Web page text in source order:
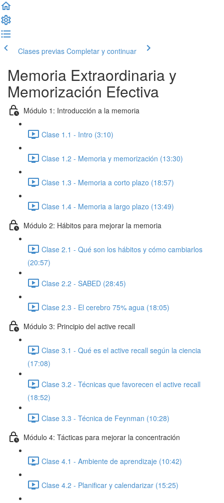
Clases previas Completar y continuar
Memoria Extraordinaria y
Memorización Efectiva
Módulo 1: Introducción a la memoria
Clase 1.1 - Intro (3:10)
Clase 1.2 - Memoria y memorización (13:30)
Clase 1.3 - Memoria a corto plazo (18:57)
Clase 1.4 - Memoria a largo plazo (13:49)
Módulo 2: Hábitos para mejorar la memoria
Clase 2.1 - Qué son los hábitos y cómo cambiarlos
(20:57)
Clase 2.2 - SABED (28:45)
Clase 2.3 - El cerebro 75% agua (18:05)
Módulo 3: Principio del active recall
Clase 3.1 - Qué es el active recall según la ciencia
(17:08)
Clase 3.2 - Técnicas que favorecen el active recall
(18:52)
Clase 3.3 - Técnica de Feynman (10:28)
Módulo 4: Tácticas para mejorar la concentración
Clase 4.1 - Ambiente de aprendizaje (10:42)
Clase 4.2 - Planificar y calendarizar (15:25)